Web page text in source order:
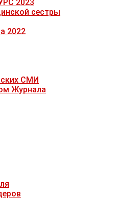
2023
сестры
2022
СМИ
Журнала